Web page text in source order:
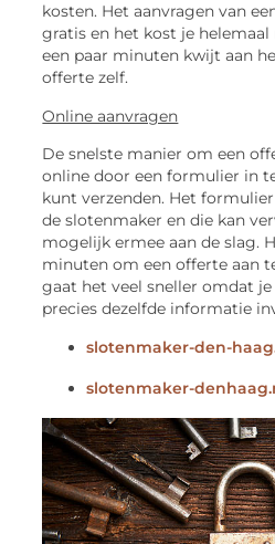
kosten. Het aanvragen van
gratis en het kost je helemaal
een paar minuten kwijt aan
offerte zelf.
Online aanvragen
De snelste manier om een
online door een formulier in
kunt verzenden. Het
de slotenmaker en die kan
mogelijk ermee aan de slag.
minuten om een offerte aan
gaat het veel sneller omdat
precies dezelfde informatie
slotenmaker-den-
slotenmaker-